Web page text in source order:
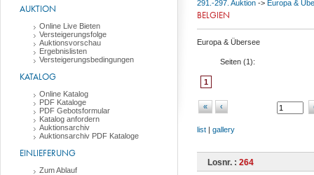
AUKTION
Online Live Bieten
Versteigerungsfolge
Auktionsvorschau
Ergebnislisten
Versteigerungsbedingungen
KATALOG
Online Katalog
PDF Kataloge
PDF Gebotsformular
Katalog anfordern
Auktionsarchiv
Auktionsarchiv PDF Kataloge
EINLIEFERUNG
Zum Ablauf
291.-297. Auktion -> Europa &
BELGIEN
Europa & Übersee
Seiten (1):
1
« ‹
list | gallery
Losnr. : 264